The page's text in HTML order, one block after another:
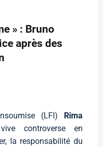
» : Bruno
après des
(LFI)
Rima
controverse en
la responsabilité du